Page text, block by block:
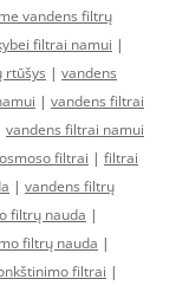
vandens filtrų
filtrai namui |
rtūšys | vandens
| vandens filtrai
vandens filtrai namui
filtrai | filtrai
| vandens filtrų
filtrų nauda |
filtrų nauda |
filtrai |